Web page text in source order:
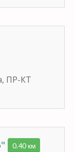
ПР-КТ
0.40 км